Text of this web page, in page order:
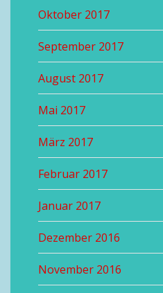
Oktober 2017
September 2017
August 2017
Mai 2017
März 2017
Februar 2017
Januar 2017
Dezember 2016
November 2016